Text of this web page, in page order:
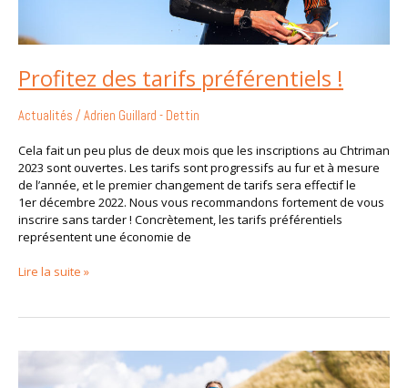
Profitez des tarifs préférentiels !
Actualités / Adrien Guillard - Dettin
Cela fait un peu plus de deux mois que les inscriptions au Chtriman
2023 sont ouvertes. Les tarifs sont progressifs au fur et à mesure
de l’année, et le premier changement de tarifs sera effectif le
1er décembre 2022. Nous vous recommandons fortement de vous
inscrire sans tarder ! Concrètement, les tarifs préférentiels
représentent une économie de
Lire la suite »
vous